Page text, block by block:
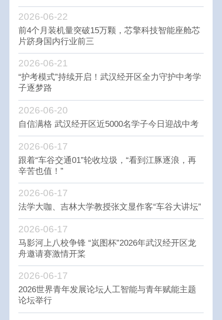
前4个月装机量突破15万颗，芯擎科技智能座舱芯
片跻身国内行业前三
2026-06-22
“护考模式”持续开启！武汉经开区全力守护中考学
子逐梦路
2026-06-21
自信满格 武汉经开区近5000名学子今日迎战中考
2026-06-20
跟着“车谷交通01”轮收垃圾，“看到江豚逐浪，再
辛苦也值！”
2026-06-17
法学大咖、吉林大学教授张文显作客“车谷大讲坛”
2026-06-17
马影河上八校争锋 “岚图杯”2026年武汉经开区龙
舟邀请赛激情开桨
2026-06-17
2026世界青年发展论坛人工智能与青年赋能主题
论坛举行
2026-06-17